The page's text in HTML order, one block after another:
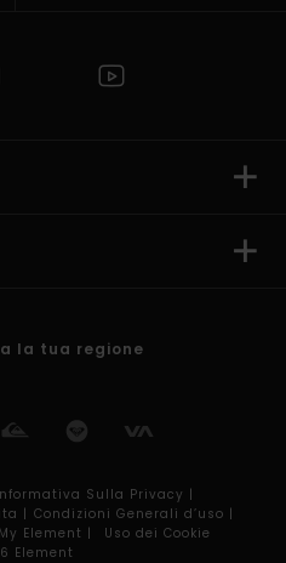
la tua regione
Sulla Privacy |
| Condizioni Generali d’uso |
Element |
Uso dei Cookie
Element